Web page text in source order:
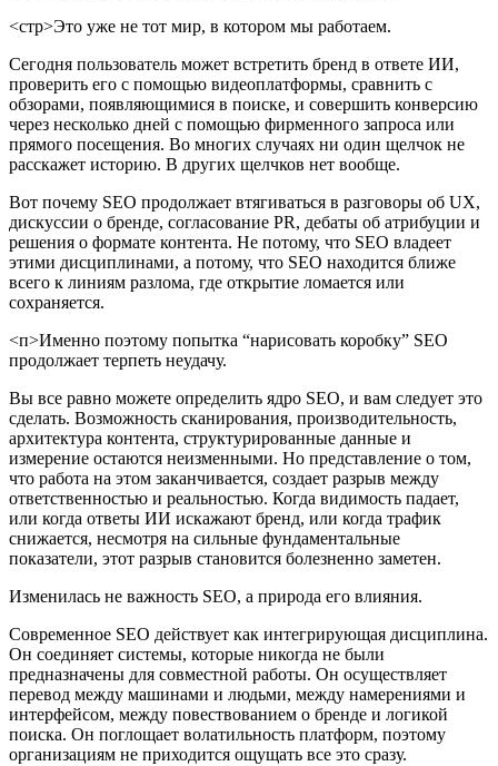
<стр>Это уже не тот мир, в котором мы работаем.
Сегодня пользователь может встретить бренд в ответе ИИ,
проверить его с помощью видеоплатформы, сравнить с
обзорами, появляющимися в поиске, и совершить конверсию
через несколько дней с помощью фирменного запроса или
прямого посещения. Во многих случаях ни один щелчок не
расскажет историю. В других щелчков нет вообще.
Вот почему SEO продолжает втягиваться в разговоры об UX,
дискуссии о бренде, согласование PR, дебаты об атрибуции и
решения о формате контента. Не потому, что SEO владеет
этими дисциплинами, а потому, что SEO находится ближе
всего к линиям разлома, где открытие ломается или
сохраняется.
<п>Именно поэтому попытка “нарисовать коробку” SEO
продолжает терпеть неудачу.
Вы все равно можете определить ядро SEO, и вам следует это
сделать. Возможность сканирования, производительность,
архитектура контента, структурированные данные и
измерение остаются неизменными. Но представление о том,
что работа на этом заканчивается, создает разрыв между
ответственностью и реальностью. Когда видимость падает,
или когда ответы ИИ искажают бренд, или когда трафик
снижается, несмотря на сильные фундаментальные
показатели, этот разрыв становится болезненно заметен.
Изменилась не важность SEO, а природа его влияния.
Современное SEO действует как интегрирующая дисциплина.
Он соединяет системы, которые никогда не были
предназначены для совместной работы. Он осуществляет
перевод между машинами и людьми, между намерениями и
интерфейсом, между повествованием о бренде и логикой
поиска. Он поглощает волатильность платформ, поэтому
организациям не приходится ощущать все это сразу.